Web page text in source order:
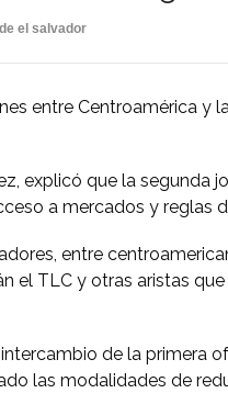
el salvador
entre Centroamérica y
explicó que la
a mercados y reglas
entre
el TLC y otras aristas
de la primera
las modalidades de